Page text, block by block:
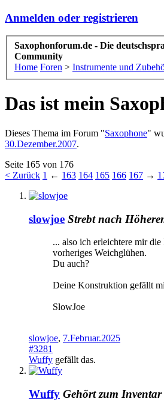
Anmelden oder registrieren
Saxophonforum.de - Die
Community
Home Foren > Instrumente und
Das ist mein
Dieses Thema im Forum "Saxophone"
30.Dezember.2007.
Seite 165 von 176
< Zurück 1 ← 163 164 165 166 167 →
slowjoe Strebt nach
... also ich erleichtere mir
vorheriges Weichglühen.
Du auch?
Deine Konstruktion gefällt
SlowJoe
slowjoe, 7.Februar.2025
#3281
Wuffy gefällt das.
Wuffy Gehört zum Inventar